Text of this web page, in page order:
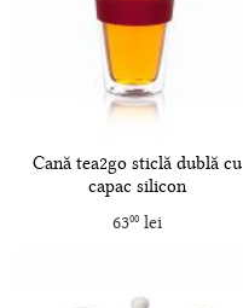
Cană tea2go sticlă dublă cu
capac silicon
6300lei